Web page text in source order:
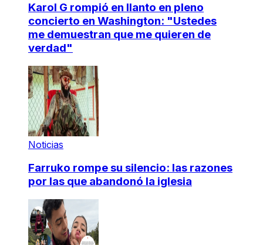
Karol G rompió en llanto en pleno
concierto en Washington: "Ustedes
me demuestran que me quieren de
verdad"
Noticias
Farruko rompe su silencio: las razones
por las que abandonó la iglesia